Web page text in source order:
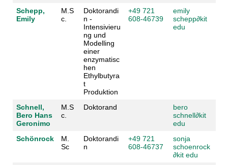
Schepp,
Emily
M.S
c.
Doktorandi
n -
Intensivieru
ng und
Modelling
einer
enzymatisc
hen
Ethylbutyra
t
Produktion
+49 721
608-46739
emily
schepp∂kit
edu
Schnell,
Bero Hans
Geronimo
M.S
c.
Doktorand
bero
schnell∂kit
edu
Schönrock
M.
Sc
Doktorandi
n
+49 721
608-46737
sonja
schoenrock
∂kit edu